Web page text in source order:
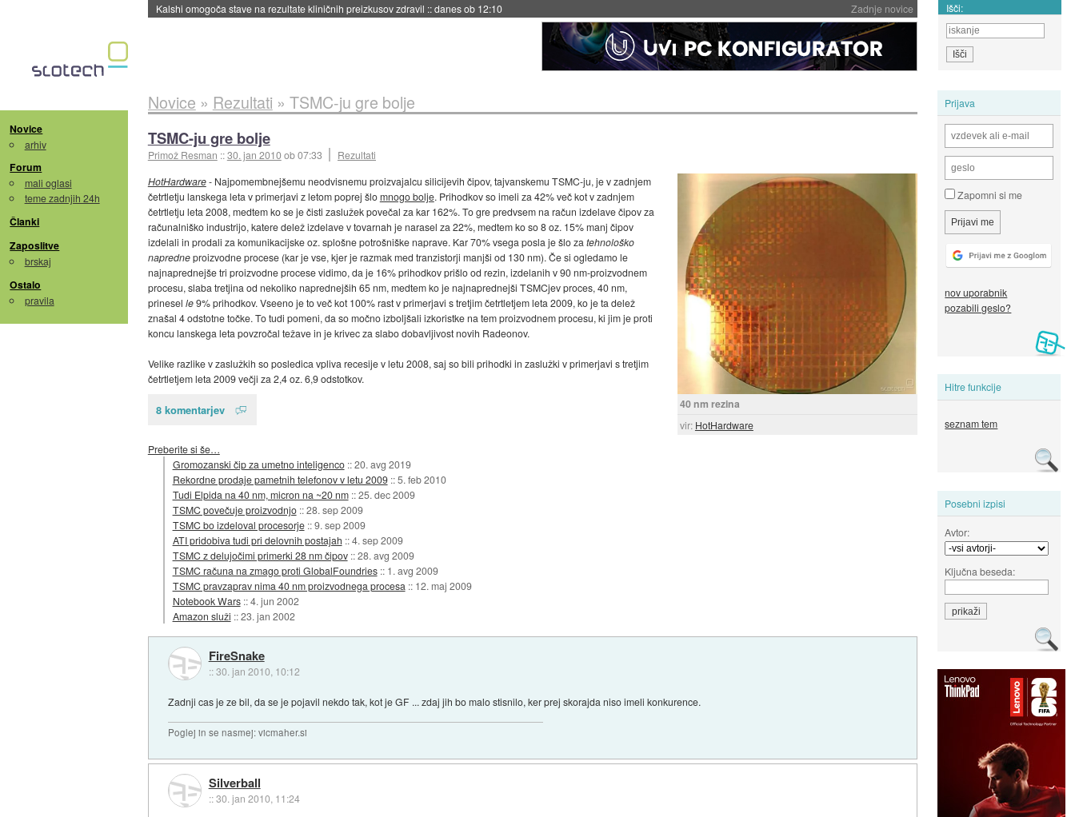
Zadnje novice
Kalshi omogoča stave na rezultate kliničnih preizkusov zdravil ::danes ob 12:10 Išči:
Novice
arhiv
Forum
mali oglasi
teme zadnjih 24h
Članki
Zaposlitve
brskaj
Ostalo
pravila
Prijava
Zapomni si me
nov uporabnik
pozabili geslo?
Hitre funkcije
seznam tem
Posebni izpisi
Avtor:
Ključna beseda:
Novice » Rezultati » TSMC-ju gre bolje
TSMC-ju gre bolje
Primož Resman ::30. jan 2010ob 07:33 Rezultati
40 nm rezina
vir: HotHardware
HotHardware- Najpomembnejšemu neodvisnemu proizvajalcu silicijevih čipov, tajvanskemu TSMC-ju, je v zadnjem
četrtletju lanskega leta v primerjavi z letom poprej šlomnogo bolje. Prihodkov so imeli za 42% več kot v zadnjem
četrtletju leta 2008, medtem ko se je čisti zaslužek povečal za kar 162%. To gre predvsem na račun izdelave čipov za
računalniško industrijo, katere delež izdelave v tovarnah je narasel za 22%, medtem ko so 8 oz. 15% manj čipov
izdelali in prodali za komunikacijske oz. splošne potrošniške naprave. Kar 70% vsega posla je šlo za tehnološko
napredneproizvodne procese (kar je vse, kjer je razmak med tranzistorji manjši od 130 nm). Če si ogledamo le
najnaprednejše tri proizvodne procese vidimo, da je 16% prihodkov prišlo od rezin, izdelanih v 90 nm-proizvodnem
procesu, slaba tretjina od nekoliko naprednejših 65 nm, medtem ko je najnaprednejši TSMCjev proces, 40 nm,
prinesel le9% prihodkov. Vseeno je to več kot 100% rast v primerjavi s tretjim četrtletjem leta 2009, ko je ta delež
znašal 4 odstotne točke. To tudi pomeni, da so močno izboljšali izkoristke na tem proizvodnem procesu, ki jim je proti
koncu lanskega leta povzročal težave in je krivec za slabo dobavljivost novih Radeonov.
Velike razlike v zaslužkih so posledica vpliva recesije v letu 2008, saj so bili prihodki in zaslužki v primerjavi s tretjim
četrtletjem leta 2009 večji za 2,4 oz. 6,9 odstotkov.
8 komentarjev
Preberite si še…
Gromozanski čip za umetno inteligenco ::20. avg 2019
Rekordne prodaje pametnih telefonov v letu 2009 ::5. feb 2010
Tudi Elpida na 40 nm, micron na ~20 nm ::25. dec 2009
TSMC povečuje proizvodnjo ::28. sep 2009
TSMC bo izdeloval procesorje ::9. sep 2009
ATI pridobiva tudi pri delovnih postajah ::4. sep 2009
TSMC z delujočimi primerki 28 nm čipov ::28. avg 2009
TSMC računa na zmago proti GlobalFoundries :: 1. avg 2009
TSMC pravzaprav nima 40 nm proizvodnega procesa :: 12. maj 2009
Notebook Wars ::4. jun 2002
Amazon služi ::23. jan 2002
FireSnake
::30. jan 2010, 10:12
Zadnji cas je ze bil, da se je pojavil nekdo tak, kot je GF ... zdaj jih bo malo stisnilo, ker prej skorajda niso imeli konkurence.
Poglej in se nasmej: vicmaher.si
Silverball
::30. jan 2010, 11:24